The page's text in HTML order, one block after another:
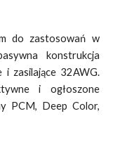
do zastosowań w
konstrukcja
i zasilające 32AWG.
i ogłoszone
PCM, Deep Color,